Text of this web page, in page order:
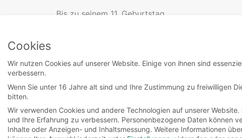
Bis zu seinem 11. Geburtstag
Cookies
Wir nutzen Cookies auf unserer Website. Einige von ihnen sind
verbessern.
Wenn Sie unter 16 Jahre alt sind und Ihre Zustimmung zu freiwilligen
bitten.
Wir verwenden Cookies und andere Technologien auf unserer
und Ihre Erfahrung zu verbessern. Personenbezogene Daten können
Inhalte oder Anzeigen- und Inhaltsmessung. Weitere Informationen